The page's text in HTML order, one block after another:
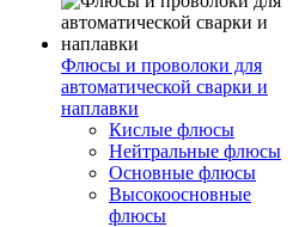
Флюсы и проволоки для
автоматической сварки и
наплавки
Кислые флюсы
Нейтральные флюсы
Основные флюсы
Высокоосновные
флюсы